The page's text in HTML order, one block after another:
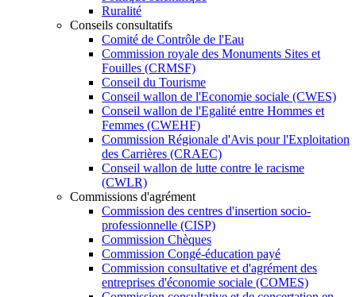
Ruralité
Conseils consultatifs
Comité de Contrôle de l'Eau
Commission royale des Monuments Sites et
Fouilles (CRMSF)
Conseil du Tourisme
Conseil wallon de l'Economie sociale (CWES)
Conseil wallon de l'Egalité entre Hommes et
Femmes (CWEHF)
Commission Régionale d'Avis pour l'Exploitation
des Carrières (CRAEC)
Conseil wallon de lutte contre le racisme
(CWLR)
Commissions d'agrément
Commission des centres d'insertion socio-
professionnelle (CISP)
Commission Chèques
Commission Congé-éducation payé
Commission consultative et d'agrément des
entreprises d'économie sociale (COMES)